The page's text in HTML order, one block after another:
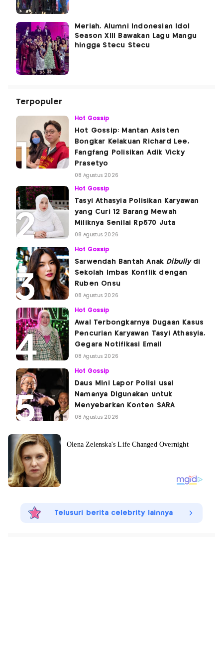
Meriah, Alumni Indonesian Idol
Season XIII Bawakan Lagu Mangu
hingga Stecu Stecu
Terpopuler
Hot Gossip
Hot Gossip: Mantan Asisten
Bongkar Kelakuan Richard Lee,
Fangfang Polisikan Adik Vicky
Prasetyo
08 Agustus 2026
Hot Gossip
Tasyi Athasyia Polisikan Karyawan
yang Curi 12 Barang Mewah
Miliknya Senilai Rp570 Juta
08 Agustus 2026
Hot Gossip
Sarwendah Bantah Anak Dibullydi
Sekolah Imbas Konflik dengan
Ruben Onsu
08 Agustus 2026
Hot Gossip
Awal Terbongkarnya Dugaan Kasus
Pencurian Karyawan Tasyi Athasyia,
Gegara Notifikasi Email
08 Agustus 2026
Hot Gossip
Daus Mini Lapor Polisi usai
Namanya Digunakan untuk
Menyebarkan Konten SARA
08 Agustus 2026
Telusuri berita celebrity lainnya